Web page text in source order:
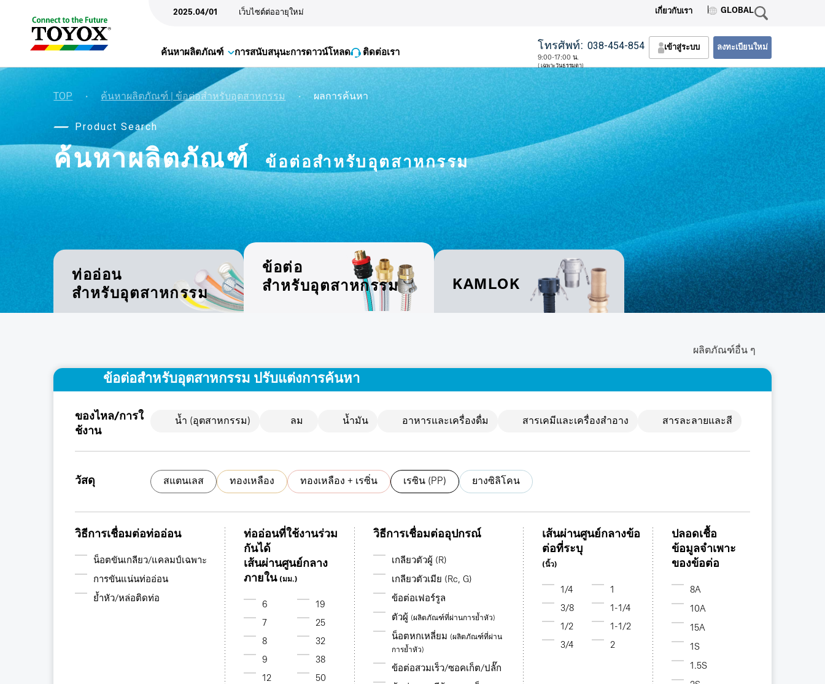
2025.04/01 เว็บไซต์ต่ออายุใหม่ เกี่ยวกับเรา GLOBAL
ค้นหาผลิตภัณฑ์ การสนับสนุนะการดาวน์โหลด ติดต่อเรา
โทรศัพท์: 038-454-854
9:00-17:00 น.
( เฉพาะวันธรรมดา)
เข้าสู่ระบบ ลงทะเบียนใหม่
TOP ・ ค้นหาผลิตภัณฑ์ | ข้อต่อสำหรับอุตสาหกรรม ・ ผลการค้นหา
Product Search
ค้นหาผลิตภัณฑ์ ข้อต่อสำหรับอุตสาหกรรม
ท่ออ่อน
สำหรับอุตสาหกรรม
ข้อต่อ
สำหรับอุตสาหกรรม
KAMLOK
ผลิตภัณฑ์อื่น ๆ
ข้อต่อสำหรับอุตสาหกรรม ปรับแต่งการค้นหา
ของไหล/การใ
ช้งาน
น้ำ (อุตสาหกรรม) ลม น้ำมัน อาหารและเครื่องดื่ม สารเคมีและเครื่องสำอาง สารละลายและสี
วัสดุ สแตนเลส ทองเหลือง ทองเหลือง + เรซิ่น เรซิน (PP) ยางซิลิโคน
วิธีการเชื่อมต่อท่ออ่อน
น็อตขันเกลียว/แคลมป์เฉพาะ
การขันแน่นท่ออ่อน
ย้ำหัว/หล่อติดท่อ
ท่ออ่อนที่ใช้งานร่วม
กันได้
เส้นผ่านศูนย์กลาง
ภายใน (มม.)
6
7
8
9
12
19
25
32
38
50
วิธีการเชื่อมต่ออุปกรณ์
เกลียวตัวผู้ (R)
เกลียวตัวเมีย (Rc, G)
ข้อต่อเฟอร์รูล
ตัวผู้ (ผลิตภัณฑ์ที่ผ่านการย้ำหัว)
น็อตหกเหลี่ยม (ผลิตภัณฑ์ที่ผ่าน
การย้ำหัว)
ข้อต่อสวมเร็ว/ซอคเก็ต/ปลั๊ก
เส้นผ่านศูนย์กลางข้อ
ต่อที่ระบุ
(นิ้ว)
1/4
3/8
1/2
3/4
1
1-1/4
1-1/2
2
ปลอดเชื้อ
ข้อมูลจำเพาะ
ของข้อต่อ
8A
10A
15A
1S
1.5S